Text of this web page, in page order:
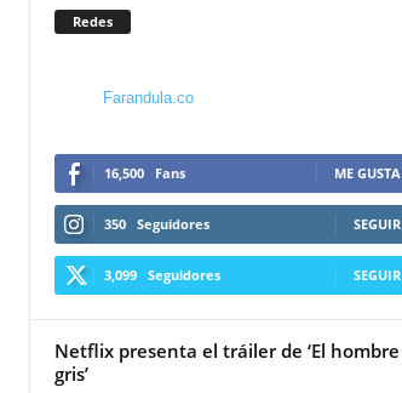
Redes
Farandula.co
16,500 Fans ME GUSTA
350 Seguidores SEGUIR
3,099 Seguidores SEGUIR
Netflix presenta el tráiler de ‘El hombre
gris’